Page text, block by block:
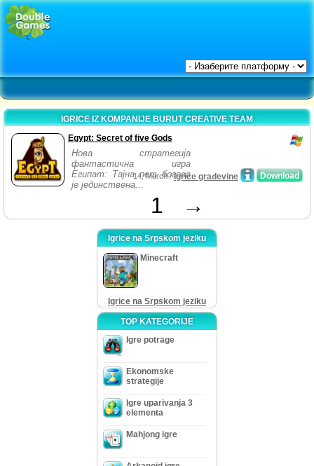
IGRICE IZ KOMPANIJE BURUT CREATIVE TEAM
Egypt: Secret of five Gods
Нова стратегија
фантастична игра
Египат: Тајна пет богова
је јединствена...
Download
14, March /Igrice građevine
1 →
Igrice na Srpskom jeziku
Minecraft
Igrice na Srpskom jeziku
TOP KATEGORIJE
Igre potrage
Ekonomske
strategije
Igre uparivanja 3
elementa
Mahjong igre